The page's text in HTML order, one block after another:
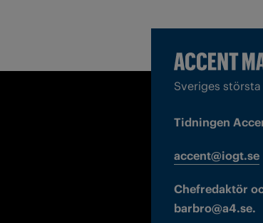
Sveriges
Tidningen
accent@iogt.se
Chefredaktör
barbro@a4.se.